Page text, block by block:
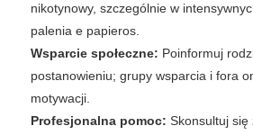
nikotynowy, szczególnie w
palenia e papieros
Wsparcie społeczne: Poinformuj
postanowieniu; grupy wsparcia i fora
motywacji.
Profesjonalna pomoc: Skonsultuj się